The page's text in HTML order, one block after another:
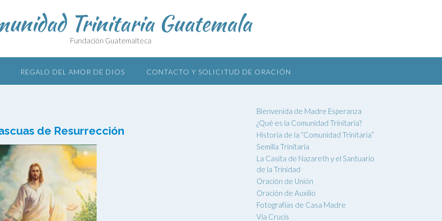
Trinitaria Guatemala
Fundación Guatemalteca
REGALO DEL AMOR DE DIOS CONTACTO Y SOLICITUD DE ORACIÓN
de Resurrección
Bienvenida de Madre Esperanza
¿Qué es la Comunidad Trinitaria?
Historia de la “Comunidad Trinitaria”
Semilla Trinitaria
La Casita de Nazareth y el Santuario
de la Trinidad
Oración de Unión
Oración de Auxilio
Fotografías de Casa Madre
Via Crucis